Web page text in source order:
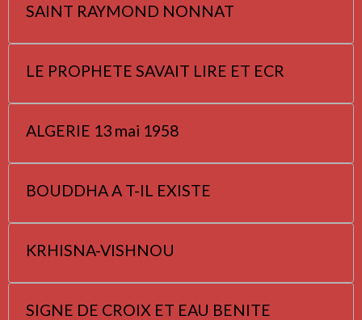
SAINT RAYMOND NONNAT
LE PROPHETE SAVAIT LIRE ET ECR
ALGERIE 13 mai 1958
BOUDDHA A T-IL EXISTE
KRHISNA-VISHNOU
SIGNE DE CROIX ET EAU BENITE